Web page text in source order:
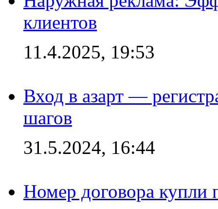
клиентов
11.4.2025, 19:53
Вход в азарт —
шагов
31.5.2024, 16:44
Номер договора купли